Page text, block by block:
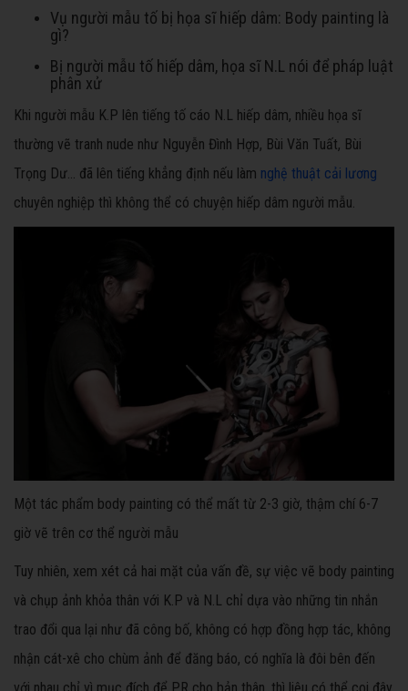
Vụ người mẫu tố bị họa sĩ hiếp dâm: Body painting là
gì?
Bị người mẫu tố hiếp dâm, họa sĩ N.L nói để pháp luật
phân xử
Khi người mẫu K.P lên tiếng tố cáo N.L hiếp dâm, nhiều họa sĩ
thường vẽ tranh nude như Nguyễn Đình Hợp, Bùi Văn Tuất, Bùi
Trọng Dư… đã lên tiếng khẳng định nếu làm nghệ thuật cải lương
chuyên nghiệp thì không thể có chuyện hiếp dâm người mẫu.
Một tác phẩm body painting có thể mất từ 2-3 giờ, thậm chí 6-7
giờ vẽ trên cơ thể người mẫu
Tuy nhiên, xem xét cả hai mặt của vấn đề, sự việc vẽ body painting
và chụp ảnh khỏa thân với K.P và N.L chỉ dựa vào những tin nhắn
trao đổi qua lại như đã công bố, không có hợp đồng hợp tác, không
nhận cát-xê cho chùm ảnh để đăng báo, có nghĩa là đôi bên đến